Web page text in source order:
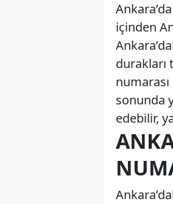
içinden
durakları
numarası
sonunda
edebilir,